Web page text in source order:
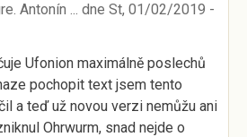
Antonín ... dne St, 01/02/2019 -
Ufonion maximálně poslechů
pochopit text jsem tento
a teď už novou verzi nemůžu ani
Ohrwurm, snad nejde o